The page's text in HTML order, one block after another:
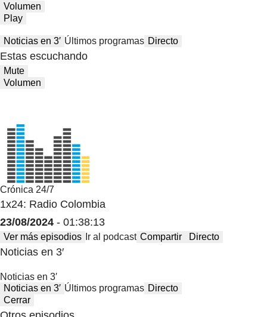
Volumen
Play
Noticias en 3′ Últimos programas Directo
Estas escuchando
Mute
Volumen
Crónica 24/7
1x24: Radio Colombia
23/08/2024 - 01:38:13
Ver más episodios Ir al podcast Compartir Directo
Noticias en 3′
Noticias en 3′
Noticias en 3′ Últimos programas Directo
Cerrar